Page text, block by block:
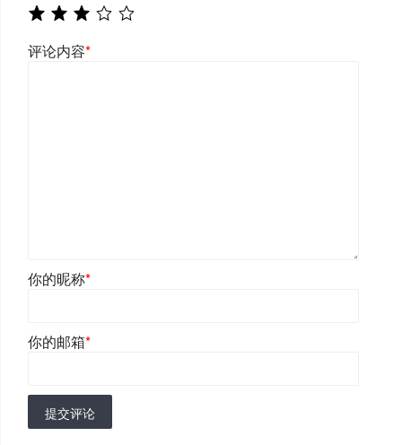
评论内容*
你的昵称*
你的邮箱*
提交评论